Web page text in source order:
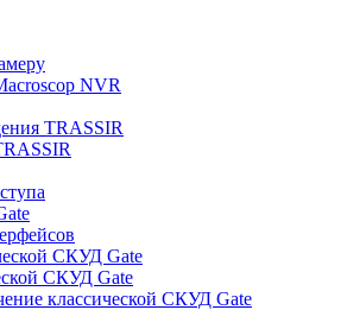
NVR
TRASSIR
СКУД Gate
СКУД Gate
классической СКУД Gate